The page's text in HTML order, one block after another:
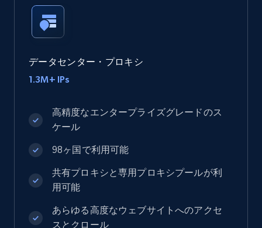
データセンター・プロキシ
1.3M+ IPs
高精度なエンタープライズグレードのス
ケール
98ヶ国で利用可能
共有プロキシと専用プロキシプールが利
用可能
あらゆる高度なウェブサイトへのアクセ
スとクロール